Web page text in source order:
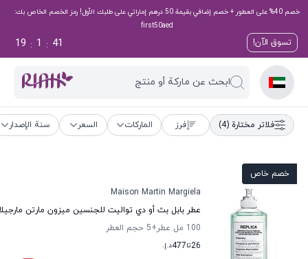
خصم 40% على العطور + خصم إضافي بقيمة 50 درهم إماراتي على طلبك الأول! رمز الخصم الخاص بك:
first50aed
تسوق الآن! 40
:
1
:
19
ابحث عن ماركة أو منتج
فلاتر مختارة (4) فرز الماركات السعر سنة الإصدار
خصم خاص
Maison Martin Margiela
عطر بابل بث أو دي تواليت للجنسين ميزون مارتن
100 مل عطر
+5
حجم العطر
26تا477د.إ.